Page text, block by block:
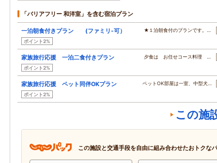
「バリアフリー 和洋室」を含む宿泊プラン
一泊朝食付きプラン (ファミリ-可）
ポイント2%
★１泊朝食付のプランです。…
家族旅行応援 一泊二食付きプラン
ポイント2%
夕食は お任せコース料理 …
家族旅行応援 ペット同伴OKプラン
ポイント2%
ペットOK部屋は一室、中型犬…
この施
この施設と交通手段を自由に組み合わせたおトクな